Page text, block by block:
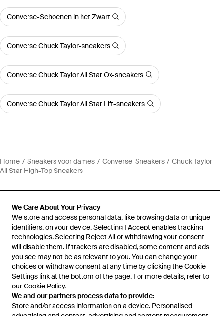
We Care About Your Privacy
We store and access personal data, like browsing data or unique
identifiers, on your device. Selecting I Accept enables tracking
technologies. Selecting Reject All or withdrawing your consent
will disable them. If trackers are disabled, some content and ads
you see may not be as relevant to you. You can change your
choices or withdraw consent at any time by clicking the Cookie
Settings link at the bottom of the page. For more details, refer to
ourCookie Policy.
We and our partners process data to provide:
Store and/or access information on a device. Personalised
Converse-Schoenen in het Zwart
Converse Chuck Taylor-sneakers
Converse Chuck Taylor All Star Ox-sneakers
Converse Chuck Taylor All Star Lift-sneakers
Home Sneakers voor dames Converse-Sneakers
Chuck Taylor
All Star High-Top Sneakers
Hulp en informatie